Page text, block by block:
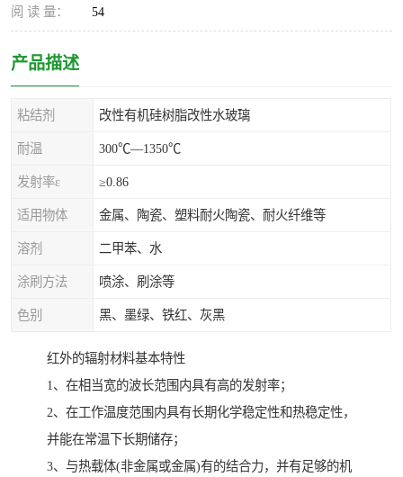
阅 读 量： 54
产品描述
粘结剂 改性有机硅树脂改性水玻璃
耐温 300℃—1350℃
发射率ε ≥0.86
适用物体 金属、陶瓷、塑料耐火陶瓷、耐火纤维等
溶剂 二甲苯、水
涂刷方法 喷涂、刷涂等
色别 黑、墨绿、铁红、灰黑
红外的辐射材料基本特性
1、在相当宽的波长范围内具有高的发射率；
2、在工作温度范围内具有长期化学稳定性和热稳定性，
并能在常温下长期储存；
3、与热载体(非金属或金属)有的结合力，并有足够的机